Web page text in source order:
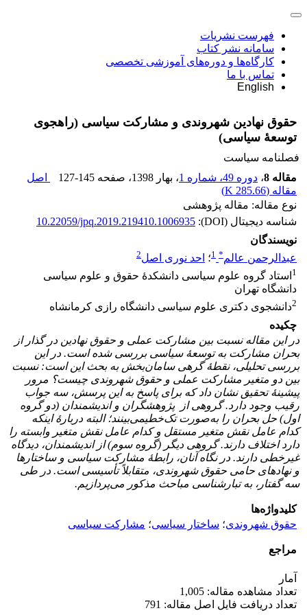
فهرست نشریات
سامانه نشر کتاب
کارگاه‌ها و دوره‌های آموزشی تخصصی
تماس با ما
English
حقوق نهادین شهروندی و مشارکت سیاسی (راهجوی
توسعۀ سیاسی)
فصلنامه سیاست
مقاله 8
، دوره 49، شماره 1 ، بهار 1398 ، صفحه 127-145
اصل
مقاله (285.66 K
)
نوع مقاله: مقاله پژوهشی
شناسه دیجیتال (DOI):
10.22059/jpq.2019.219410.1006935
نویسندگان
عبدالرحمن عالم *
1؛ احد نوری اصل2
1 استاد گروه علوم سیاسی دانشکدۀ حقوق و علوم سیاسی
دانشگاه تهران
2دانشجوی دکتری علوم سیاسی دانشگاه رازی کرمانشاه
چکیده
در این مقاله نسبت بین مشارکت عملی و حقوق نهادین در گذار از
بحران مشارکت به توسعۀ سیاسی بررسی شده است. در این
بررسی تحلیلی، نقطۀ گرهی سامانبخش به بحث این است: نسبت
بین دو متغیر مشارکت عملی و حقوق شهروندی چیست؟ مرور
پیشینۀ تحقیق نشان داد که برای پاسخ به این پرسش، سه جواب
رقیب وجود دارد. گروهی از پژوهشگران و اندیشمندان (دو گروه
اول) حل بحران را بهصورت تکخطیمی‌بینند؛ البته دربارۀ اینکه
کدام عامل نقش متغیر مستقل و کدام عامل نقش متغیر وابسته را
دارد اختلاف دارند. گروهی دیگر (گروه سوم) از اندیشمندان، دیدگاه
غیرخطی دارند. در نگاه آنان، رابطۀ مشارکت سیاسی و ساختارها
و نهادهای حامی حقوق شهروندی، متقابلاً تأسیسی است. در طی
سه گفتار، به تبارشناسی مباحث مذکور میپردازیم.
کلیدواژه‌ها
حقوق شهروندی؛ ساختار سیاسی؛ مشارکت سیاسی
مراجع
آمار
تعداد مشاهده مقاله: 1,005
تعداد دریافت فایل اصل مقاله: 791